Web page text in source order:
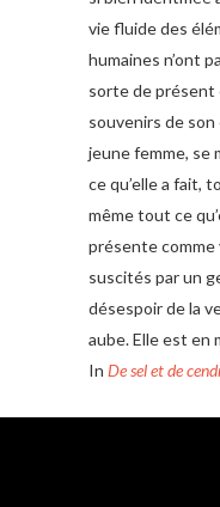
vie fluide des
humaines n’ont
sorte de
souvenirs de son
jeune femme,
ce qu’elle a fait,
même tout ce
présente comme
suscités par un
désespoir de la
aube. Elle est en
In De sel et de